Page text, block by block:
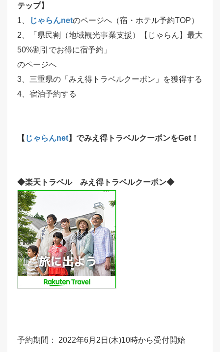
テップ】
1、
じゃらんnetのページへ（宿・ホテル予約TOP）
2、「県民割（地域観光事業支援）【じゃらん】最大
50%割引でお得に宿予約」
のページへ
3、三重県の「みえ得トラベルクーポン」を獲得する
4、宿泊予約する
【 じゃらんnet】でみえ得トラベルクーポンをGet！
◆楽天トラベルみえ得トラベルクーポン◆
予約期間： 2022年6月2日(木)10時から受付開始